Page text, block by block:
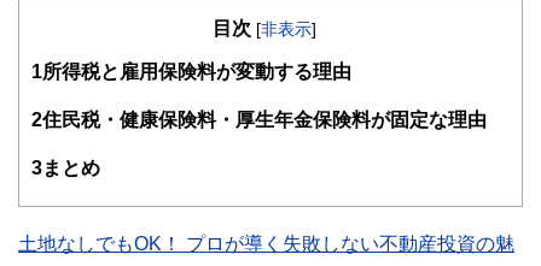
目次 [非表示]
1 所得税と雇用保険料が変動する理由
2住民税・健康保険料・厚生年金保険料が固定な理由
3まとめ
土地なしでもOK！ プロが導く失敗しない不動産投資の魅